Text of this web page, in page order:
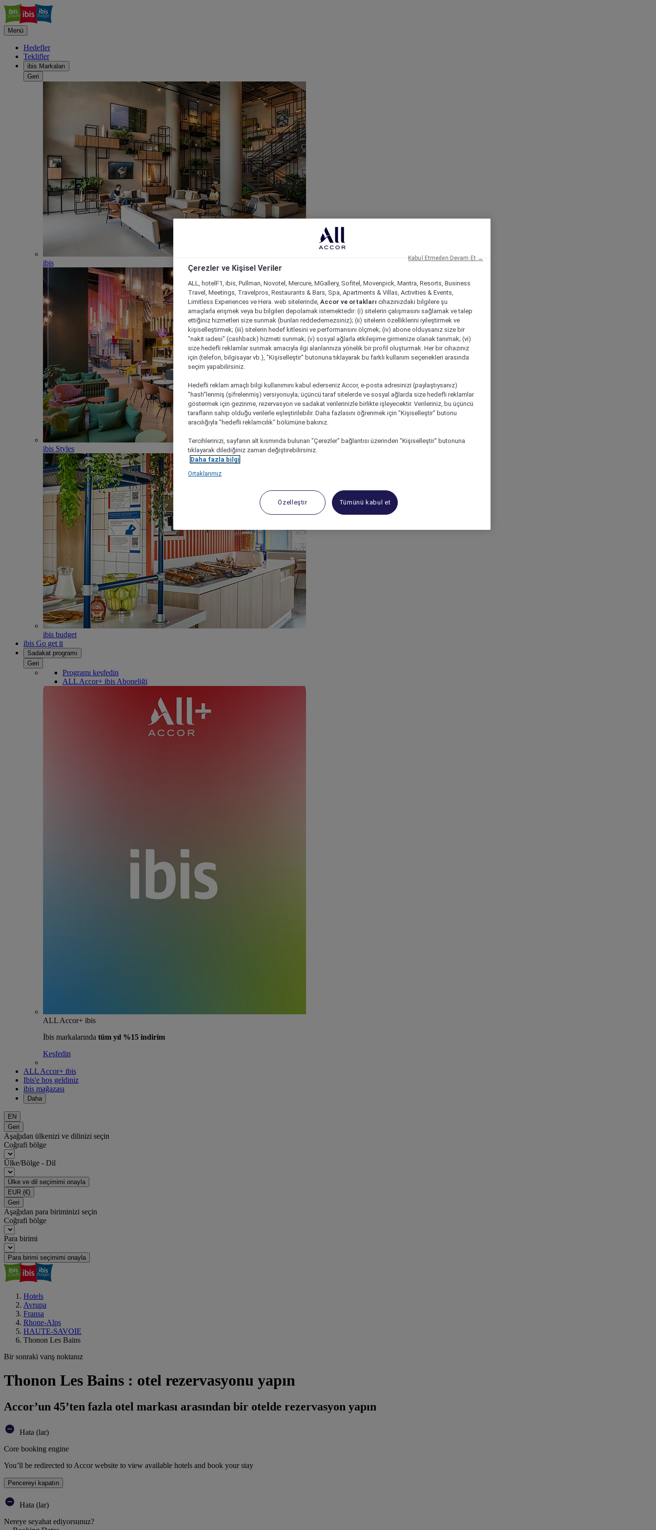
Menü
Hedefler
Teklifler
ibis Markaları
Geri
ibis
ibis Styles
ibis budget
ibis Go get it
Sadakat programı
Geri
Programı keşfedin
ALL Accor+ ibis Aboneliği
ALL Accor+ ibis
İbis markalarında tüm yıl %15 indirim
Keşfedin
ALL Accor+ ibis
Ibis'e hoş geldiniz
ibis mağazası
Daha
EN
Geri
Aşağıdan ülkenizi ve dilinizi seçin
Coğrafi bölge
Ülke/Bölge - Dil
Ülke ve dil seçimimi onayla
EUR (€)
Geri
Aşağıdan para biriminizi seçin
Coğrafi bölge
Para birimi
Para birimi seçimimi onayla
Hotels
Avrupa
Fransa
Rhone-Alps
HAUTE-SAVOIE
Thonon Les Bains
Bir sonraki varış noktanız
Thonon Les Bains : otel rezervasyonu yapın
Accor’un 45’ten fazla otel markası arasından bir otelde rezervasyon yapın
Hata (lar)
Core booking engine
You’ll be redirected to Accor website to view available hotels and book your stay
Pencereyi kapatın
Hata (lar)
Nereye seyahat ediyorsunuz?
Çerezler ve Kişisel Veriler
ALL, hotelF1, ibis, Pullman, Novotel, Mercure, MGallery, Sofitel, Movenpick, Mantra, Resorts, Business
Travel, Meetings, Travelpros, Restaurants & Bars, Spa, Apartments & Villas, Activities & Events,
Limitless Experiences ve Hera. web sitelerinde, Accor ve ortakları cihazınızdaki bilgilere şu
amaçlarla erişmek veya bu bilgileri depolamak istemektedir: (i) sitelerin çalışmasını sağlamak ve talep
ettiğiniz hizmetleri size sunmak (bunları reddedemezsiniz); (ii) sitelerin özelliklerini iyileştirmek ve
kişiselleştirmek; (iii) sitelerin hedef kitlesini ve performansını ölçmek; (iv) abone olduysanız size bir
"nakit iadesi" (cashback) hizmeti sunmak; (v) sosyal ağlarla etkileşime girmenize olanak tanımak; (vi)
size hedefli reklamlar sunmak amacıyla ilgi alanlarınıza yönelik bir profil oluşturmak. Her bir cihazınız
için (telefon, bilgisayar vb.), "Kişiselleştir" butonuna tıklayarak bu farklı kullanım seçenekleri arasında
seçim yapabilirsiniz.
Hedefli reklam amaçlı bilgi kullanımını kabul ederseniz Accor, e-posta adresinizi (paylaştıysanız)
"hash"lenmiş (şifrelenmiş) versiyonuyla; üçüncü taraf sitelerde ve sosyal ağlarda size hedefli reklamlar
göstermek için gezinme, rezervasyon ve sadakat verilerinizle birlikte işleyecektir. Verileriniz, bu üçüncü
tarafların sahip olduğu verilerle eşleştirilebilir. Daha fazlasını öğrenmek için "Kişiselleştir" butonu
aracılığıyla "hedefli reklamcılık" bölümüne bakınız.
Tercihlerinizi, sayfanın alt kısmında bulunan "Çerezler" bağlantısı üzerinden "Kişiselleştir" butonuna
tıklayarak dilediğiniz zaman değiştirebilirsiniz.
Daha fazla bilgi
Ortaklarımız
Özelleştir Tümünü kabul et
Kabul Etmeden Devam Et →